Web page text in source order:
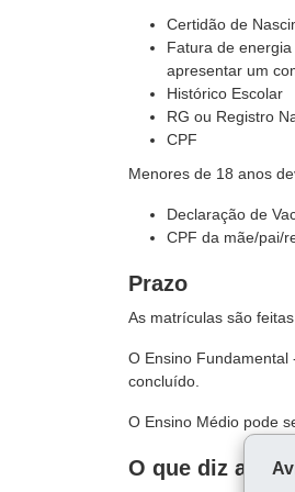
Certidão de
Fatura de
apresentar um
Histórico Escolar
RG ou Registro
CPF
Menores de 18 anos
Declaração de
CPF da mãe/pai/
Prazo
As matrículas são
O Ensino Fundamental
concluído.
O Ensino Médio pode
O que diz a lei